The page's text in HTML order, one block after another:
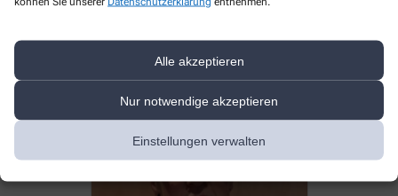
Alle akzeptieren
Nur notwendige akzeptieren
Einstellungen verwalten